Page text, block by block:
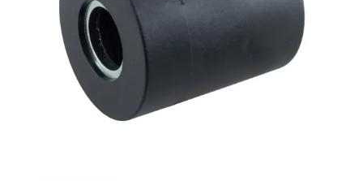
Messut ja tapahtumat
Laskutustiedot
Tilinavaushakemus
Jälleenmyyjät
Yhteystiedot
Pääkonttori ja logistiikkakeskus